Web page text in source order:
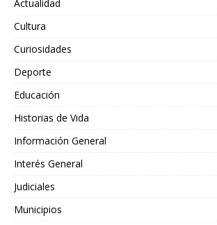
Actualidad
Cultura
Curiosidades
Deporte
Educación
Historias de Vida
Información General
Interés General
Judiciales
Municipios